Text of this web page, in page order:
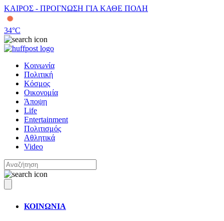
ΚΑΙΡΟΣ - ΠΡΟΓΝΩΣΗ ΓΙΑ ΚΑΘΕ ΠΟΛΗ
34°C
Κοινωνία
Πολιτική
Κόσμος
Οικονομία
Άποψη
Life
Entertainment
Πολιτισμός
Αθλητικά
Video
ΚΟΙΝΩΝΙΑ